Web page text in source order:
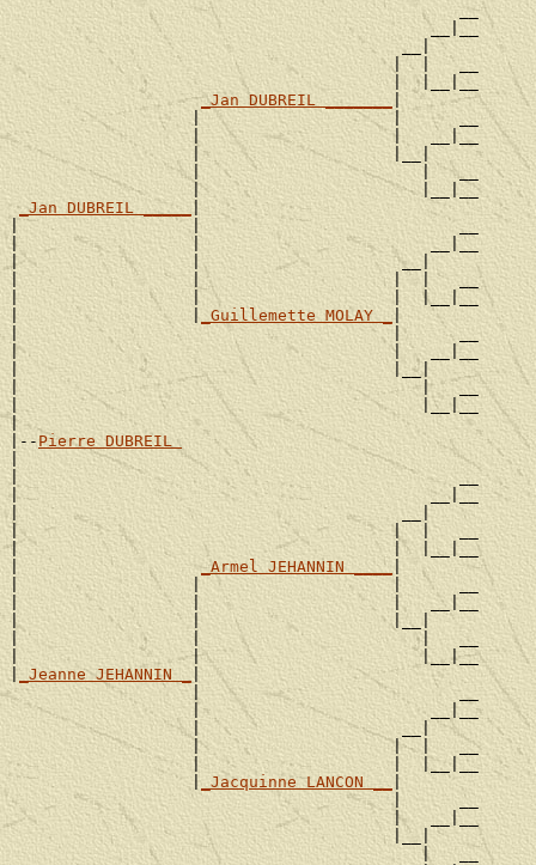
                                               __
                                            __|__
                                         __|
                                        |  |   __
                                        |  |__|__
_Jan DUBREIL _______ |
                   |                    |      __
                   |                    |   __|__
                   |                    |__|
                   |                       |   __
                   |                       |__|__
_Jan DUBREIL _____
|
|                  |                           __
|                  |                        __|__
|                  |                     __|
|                  |                    |  |   __
|                  |                    |  |__|__
|                  |
_Guillemette MOLAY _|
|                                       |      __
|                                       |   __|__
|                                       |__|
|                                          |   __
|                                          |__|__
|
|-- Pierre DUBREIL
|                                              __
|                                           __|__
|                                        __|
|                                       |  |   __
|                                       |  |__|__
| _Armel JEHANNIN ____ |
|                  |                    |      __
|                  |                    |   __|__
|                  |                    |__|
|                  |                       |   __
|                  |                       |__|__
|_Jeanne JEHANNIN _ |
                   |                           __
                   |                        __|__
                   |                     __|
                   |                    |  |   __
                   |                    |  |__|__
                   |
_Jacquinne LANCON __ |
                                        |      __
                                        |   __|__
                                        |__|
                                           |   __